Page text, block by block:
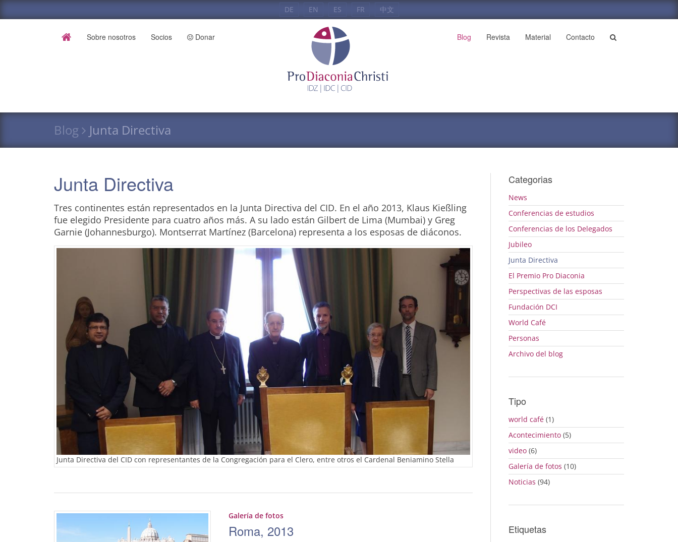
DE EN ES FR 中文
Sobre nosotros Socios Donar Blog Revista Material Contacto
Blog Junta Directiva
Junta Directiva
Tres continentes están representados en la Junta Directiva del CID. En el año 2013, Klaus Kießling
fue elegido Presidente para cuatro años más. A su lado están Gilbert de Lima (Mumbai) y Greg
Garnie (Johannesburgo). Montserrat Martínez (Barcelona) representa a los esposas de diáconos.
Junta Directiva del CID con representantes de la Congregación para el Clero, entre otros el Cardenal Beniamino Stella
Galería de fotos
Roma, 2013
Categorias
News
Conferencias de estudios
Conferencias de los Delegados
Jubileo
Junta Directiva
El Premio Pro Diaconia
Perspectivas de las esposas
Fundación DCI
World Café
Personas
Archivo del blog
Tipo
world café (1)
Acontecimiento (5)
video (6)
Galería de fotos (10)
Noticias (94)
Etiquetas